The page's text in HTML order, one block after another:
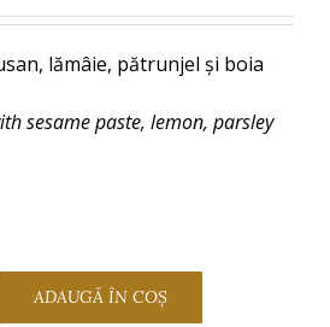
lămâie, pătrunjel și boia
sesame paste, lemon, parsley
ADAUGĂ ÎN COȘ